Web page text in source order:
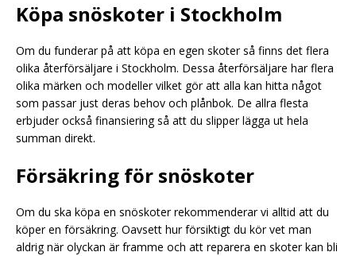
Köpa snöskoter i Stockholm
Om du funderar på att köpa en egen skoter så finns det flera
olika återförsäljare i Stockholm. Dessa återförsäljare har flera
olika märken och modeller vilket gör att alla kan hitta något
som passar just deras behov och plånbok. De allra flesta
erbjuder också finansiering så att du slipper lägga ut hela
summan direkt.
Försäkring för snöskoter
Om du ska köpa en snöskoter rekommenderar vi alltid att du
köper en försäkring. Oavsett hur försiktigt du kör vet man
aldrig när olyckan är framme och att reparera en skoter kan bli